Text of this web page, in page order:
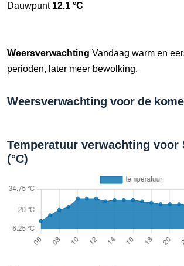
Dauwpunt 12.1 °C
Weersverwachting Vandaag warm en
perioden, later meer bewolking.
Weersverwachting voor de
Temperatuur verwachting voor
(°C)